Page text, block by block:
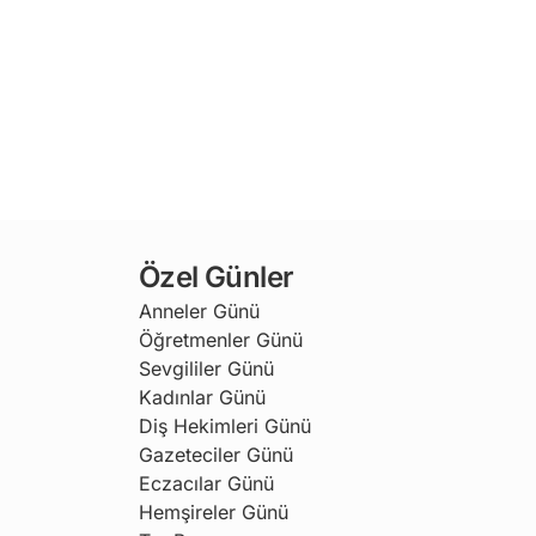
Özel Günler
Anneler Günü
Öğretmenler Günü
Sevgililer Günü
Kadınlar Günü
Diş Hekimleri Günü
Gazeteciler Günü
Eczacılar Günü
Hemşireler Günü